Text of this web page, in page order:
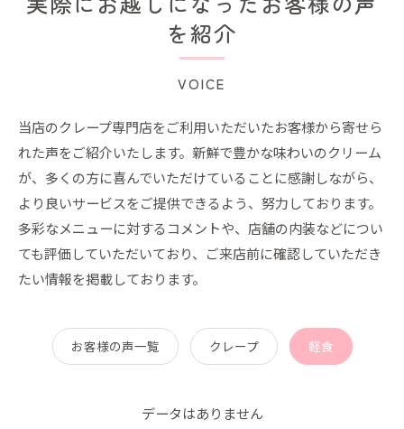
を紹介
VOICE
当店のクレープ専門店をご利用いただいたお客様から寄せら
れた声をご紹介いたします。新鮮で豊かな味わいのクリーム
が、多くの方に喜んでいただけていることに感謝しながら、
より良いサービスをご提供できるよう、努力しております。
多彩なメニューに対するコメントや、店舗の内装などについ
ても評価していただいており、ご来店前に確認していただき
たい情報を掲載しております。
お客様の声一覧 クレープ 軽食
データはありません